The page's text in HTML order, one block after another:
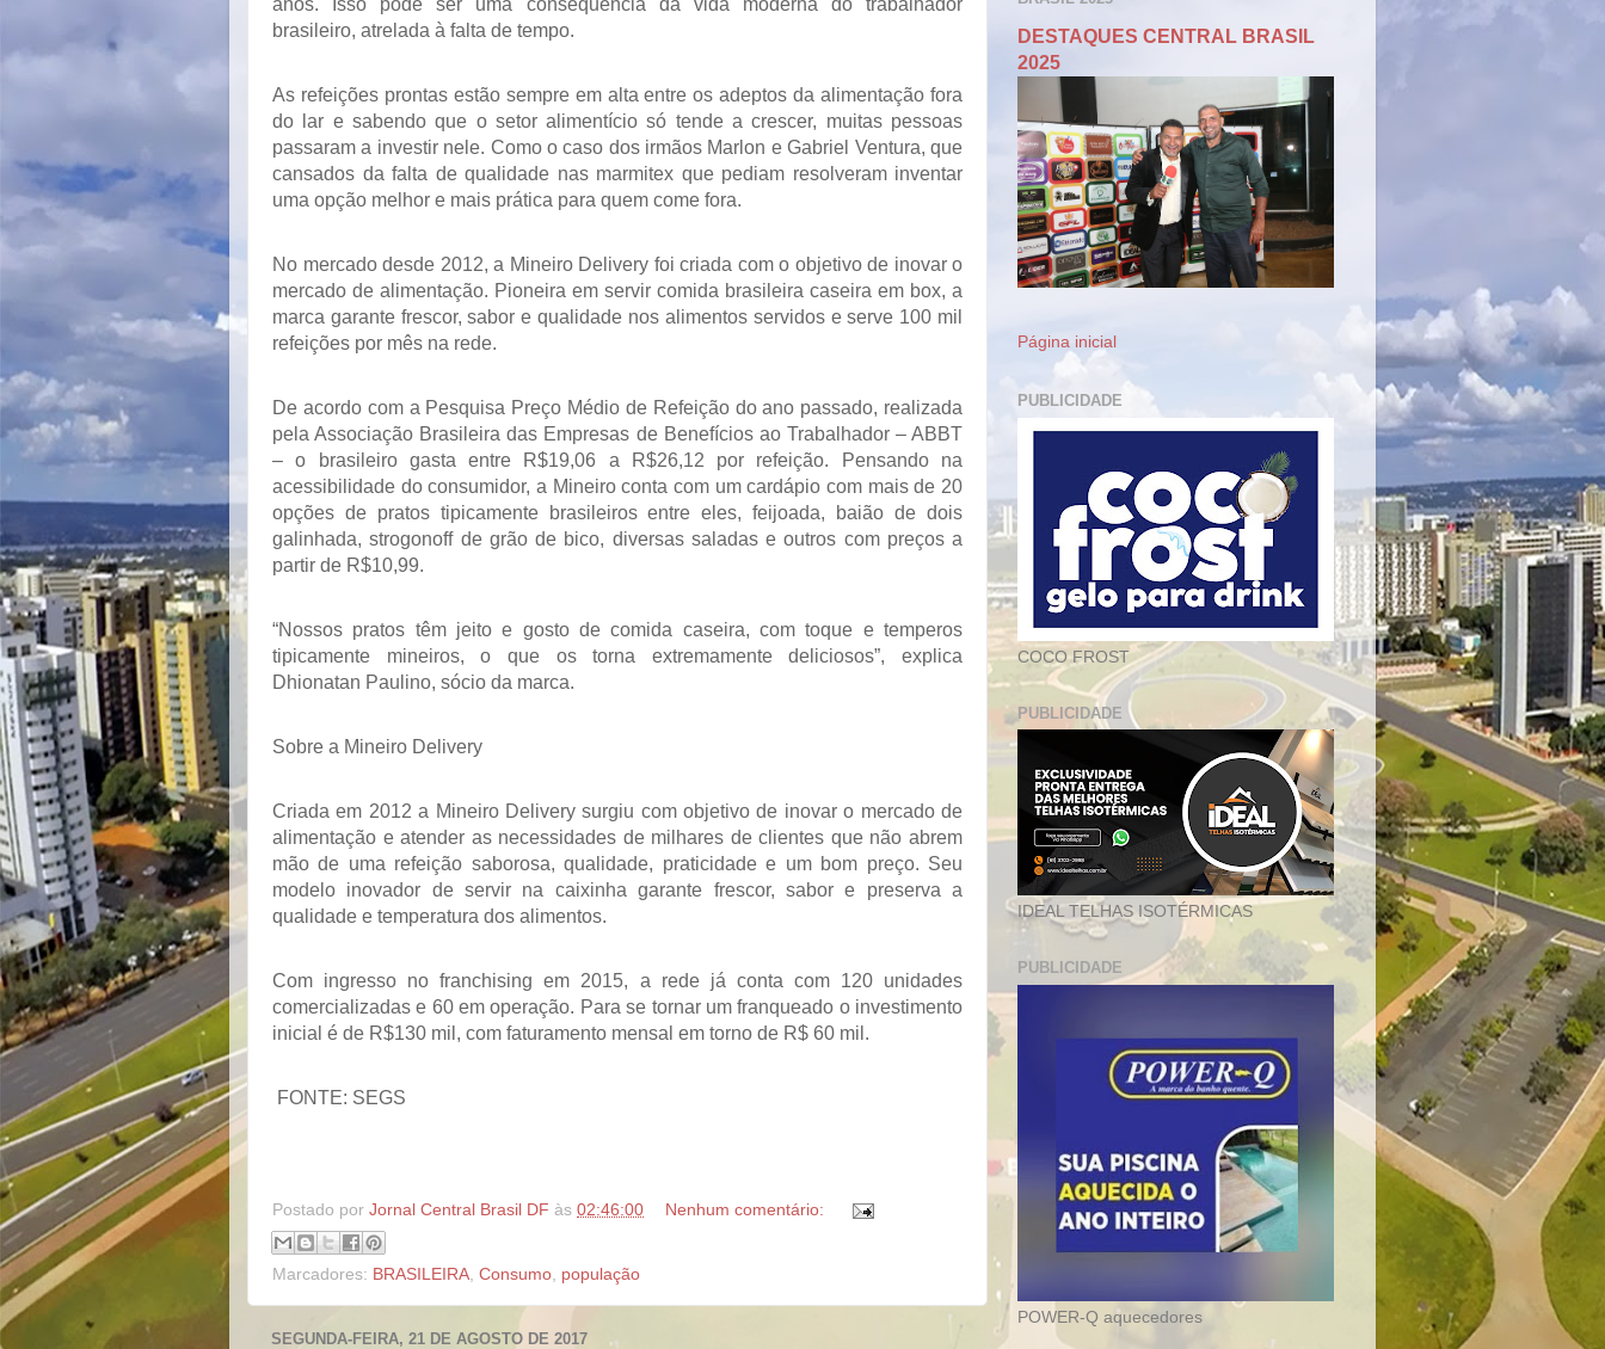
anos. Isso pode ser uma consequência da vida moderna do trabalhador
brasileiro, atrelada à falta de tempo.
As refeições prontas estão sempre em alta entre os adeptos da alimentação fora
do lar e sabendo que o setor alimentício só tende a crescer, muitas pessoas
passaram a investir nele. Como o caso dos irmãos Marlon e Gabriel Ventura, que
cansados da falta de qualidade nas marmitex que pediam resolveram inventar
uma opção melhor e mais prática para quem come fora.
No mercado desde 2012, a Mineiro Delivery foi criada com o objetivo de inovar o
mercado de alimentação. Pioneira em servir comida brasileira caseira em box, a
marca garante frescor, sabor e qualidade nos alimentos servidos e serve 100 mil
refeições por mês na rede.
De acordo com a Pesquisa Preço Médio de Refeição do ano passado, realizada
pela Associação Brasileira das Empresas de Benefícios ao Trabalhador – ABBT
– o brasileiro gasta entre R$19,06 a R$26,12 por refeição. Pensando na
acessibilidade do consumidor, a Mineiro conta com um cardápio com mais de 20
opções de pratos tipicamente brasileiros entre eles, feijoada, baião de dois
galinhada, strogonoff de grão de bico, diversas saladas e outros com preços a
partir de R$10,99.
“Nossos pratos têm jeito e gosto de comida caseira, com toque e temperos
tipicamente mineiros, o que os torna extremamente deliciosos”, explica
Dhionatan Paulino, sócio da marca.
Sobre a Mineiro Delivery
Criada em 2012 a Mineiro Delivery surgiu com objetivo de inovar o mercado de
alimentação e atender as necessidades de milhares de clientes que não abrem
mão de uma refeição saborosa, qualidade, praticidade e um bom preço. Seu
modelo inovador de servir na caixinha garante frescor, sabor e preserva a
qualidade e temperatura dos alimentos.
Com ingresso no franchising em 2015, a rede já conta com 120 unidades
comercializadas e 60 em operação. Para se tornar um franqueado o investimento
inicial é de R$130 mil, com faturamento mensal em torno de R$ 60 mil.
FONTE: SEGS
Postado por Jornal Central Brasil DF às 02:46:00 Nenhum comentário:
Marcadores: BRASILEIRA Consumo população
SEGUNDA-FEIRA, 21 DE AGOSTO DE 2017
DESTAQUES CENTRAL BRASIL
2025
Página inicial
PUBLICIDADE
COCO FROST
PUBLICIDADE
IDEAL TELHAS ISOTÉRMICAS
PUBLICIDADE
POWER-Q aquecedores